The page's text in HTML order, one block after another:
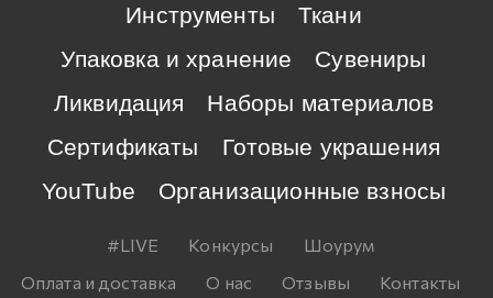
Инструменты
Ткани
Упаковка и хранение
Сувениры
Ликвидация
Наборы материалов
Сертификаты
Готовые украшения
YouTube
Организационные взносы
#LIVE Конкурсы
Шоурум
Оплата и доставка
О нас Отзывы
Контакты